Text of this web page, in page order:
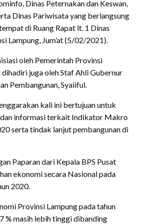
Dinas Peternakan dan Keswan,
Dinas Pariwisata yang berlangsung
di Ruang Rapat lt. 1 Dinas
Lampung, Jum’at (5/02/2021).
oleh Pemerintah Provinsi
juga oleh Staf Ahli Gubernur
Pembangunan, Syaiiful.
kali ini bertujuan untuk
informasi terkait Indikator Makro
serta tindak lanjut pembangunan di
Paparan dari Kepala BPS Pusat
ekonomi secara Nasional pada
2020.
Provinsi Lampung pada tahun
% masih lebih tinggi dibanding